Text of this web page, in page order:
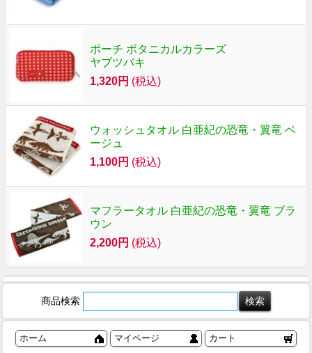
ポーチ ボタニカルカラーズ
ヤブツバキ
1,320円 (税込)
ウォッシュタオル 白亜紀の恐竜・翼竜 ベ
ージュ
1,100円 (税込)
マフラータオル 白亜紀の恐竜・翼竜 ブラ
ウン
2,200円 (税込)
商品検索
ホーム マイページ カート